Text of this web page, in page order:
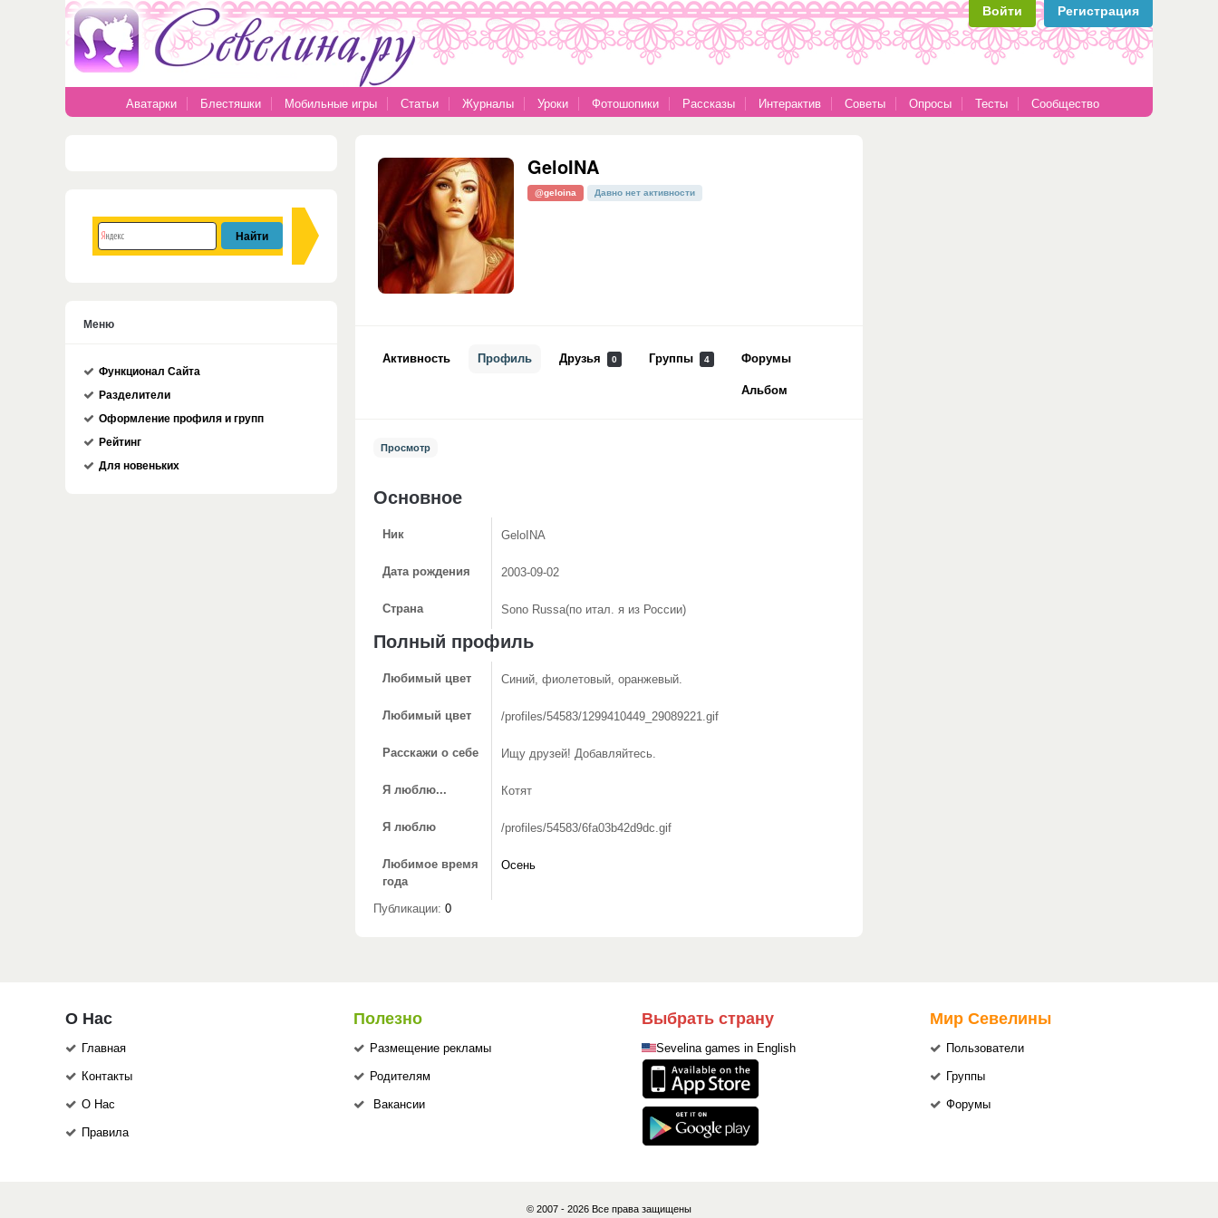
Войти Регистрация
Аватарки Блестяшки Мобильные игры Статьи Журналы Уроки Фотошопики Рассказы Интерактив Советы Опросы Тесты Сообщество
GeloINA
@geloina Давно нет активности
Активность Профиль Друзья 0 Группы 4 Форумы
Альбом
Просмотр
Основное
Ник GeloINA
Дата рождения 2003-09-02
Страна Sono Russa(по итал. я из России)
Полный профиль
Любимый цвет Синий, фиолетовый, оранжевый.
Любимый цвет /profiles/54583/1299410449_29089221.gif
Расскажи о себе Ищу друзей! Добавляйтесь.
Я люблю... Котят
Я люблю /profiles/54583/6fa03b42d9dc.gif
Любимое время
года
Осень
Публикации: 0
Меню
Функционал Сайта
Разделители
Оформление профиля и групп
Рейтинг
Для новеньких
О Нас
Главная
Контакты
О Нас
Правила
Полезно
Размещение рекламы
Родителям
Вакансии
Выбрать страну
Sevelina games in English
Мир Севелины
Пользователи
Группы
Форумы
© 2007 - 2026 Все права защищены